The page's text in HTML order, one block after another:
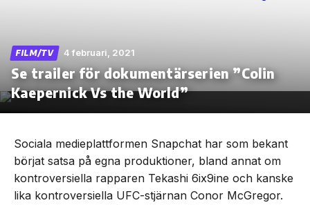
Skip
the
FILM/TV 4 februari, 2021
Se trailer för dokumentärserien ”Colin
Kaepernick Vs the World”
Sociala medieplattformen Snapchat har som bekant
börjat satsa på egna produktioner, bland annat om
kontroversiella rapparen Tekashi 6ix9ine och kanske
lika kontroversiella UFC-stjärnan Conor McGregor.